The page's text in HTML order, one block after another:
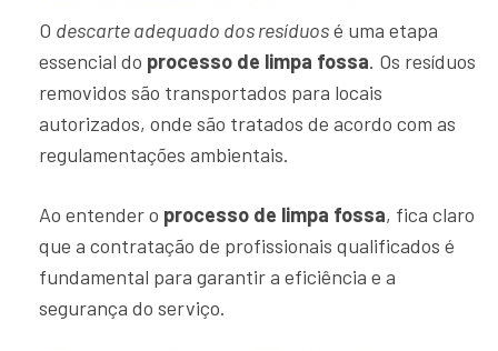
O descarte adequado dos resíduosé uma etapa
essencial do processo de limpa fossa. Os resíduos
removidos são transportados para locais
autorizados, onde são tratados de acordo com as
regulamentações ambientais.
Ao entender o processo de limpa fossa, fica claro
que a contratação de profissionais qualificados é
fundamental para garantir a eficiência e a
segurança do serviço.